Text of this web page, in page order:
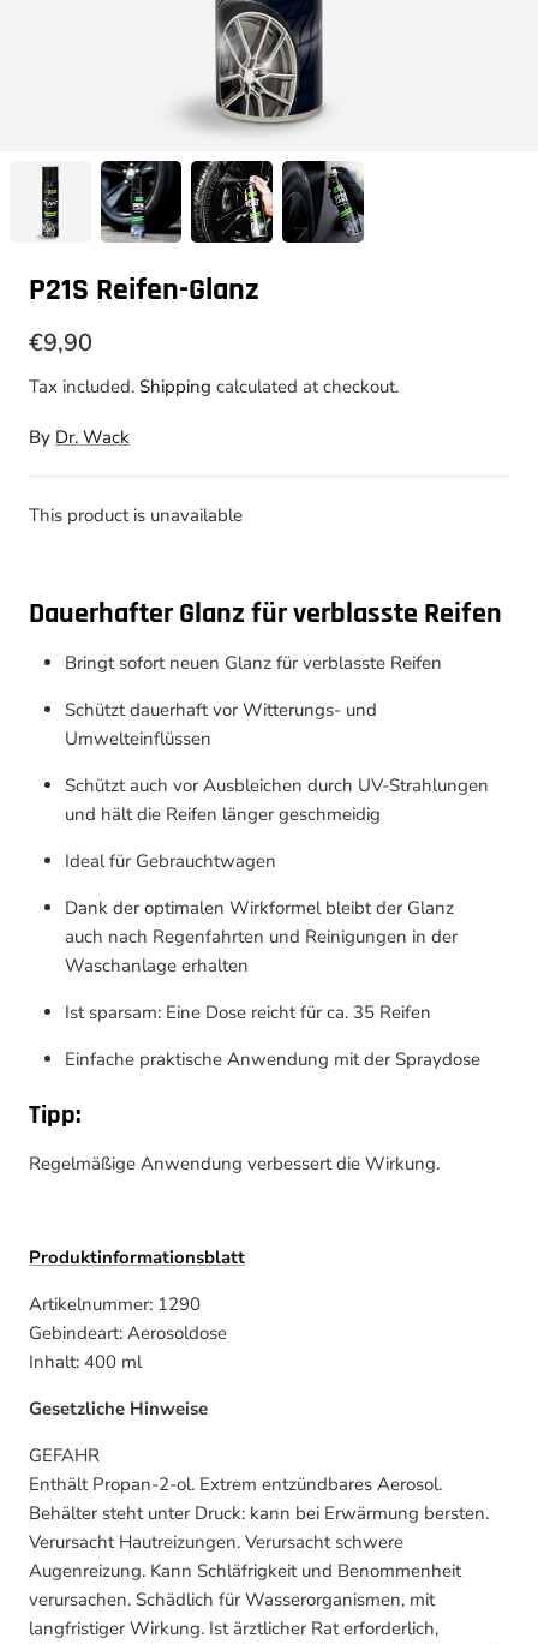
P21S Reifen-Glanz
€9,90
Tax included. Shipping calculated at checkout.
By Dr. Wack
This product is unavailable
Dauerhafter Glanz für verblasste Reifen
Bringt sofort neuen Glanz für verblasste Reifen
Schützt dauerhaft vor Witterungs- und
Umwelteinflüssen
Schützt auch vor Ausbleichen durch UV-Strahlungen
und hält die Reifen länger geschmeidig
Ideal für Gebrauchtwagen
Dank der optimalen Wirkformel bleibt der Glanz
auch nach Regenfahrten und Reinigungen in der
Waschanlage erhalten
Ist sparsam: Eine Dose reicht für ca. 35 Reifen
Einfache praktische Anwendung mit der Spraydose
Tipp:
Regelmäßige Anwendung verbessert die Wirkung.
Produktinformationsblatt
Artikelnummer: 1290
Gebindeart: Aerosoldose
Inhalt: 400 ml
Gesetzliche Hinweise
GEFAHR
Enthält Propan-2-ol. Extrem entzündbares Aerosol.
Behälter steht unter Druck: kann bei Erwärmung bersten.
Verursacht Hautreizungen. Verursacht schwere
Augenreizung. Kann Schläfrigkeit und Benommenheit
verursachen. Schädlich für Wasserorganismen, mit
langfristiger Wirkung. Ist ärztlicher Rat erforderlich,